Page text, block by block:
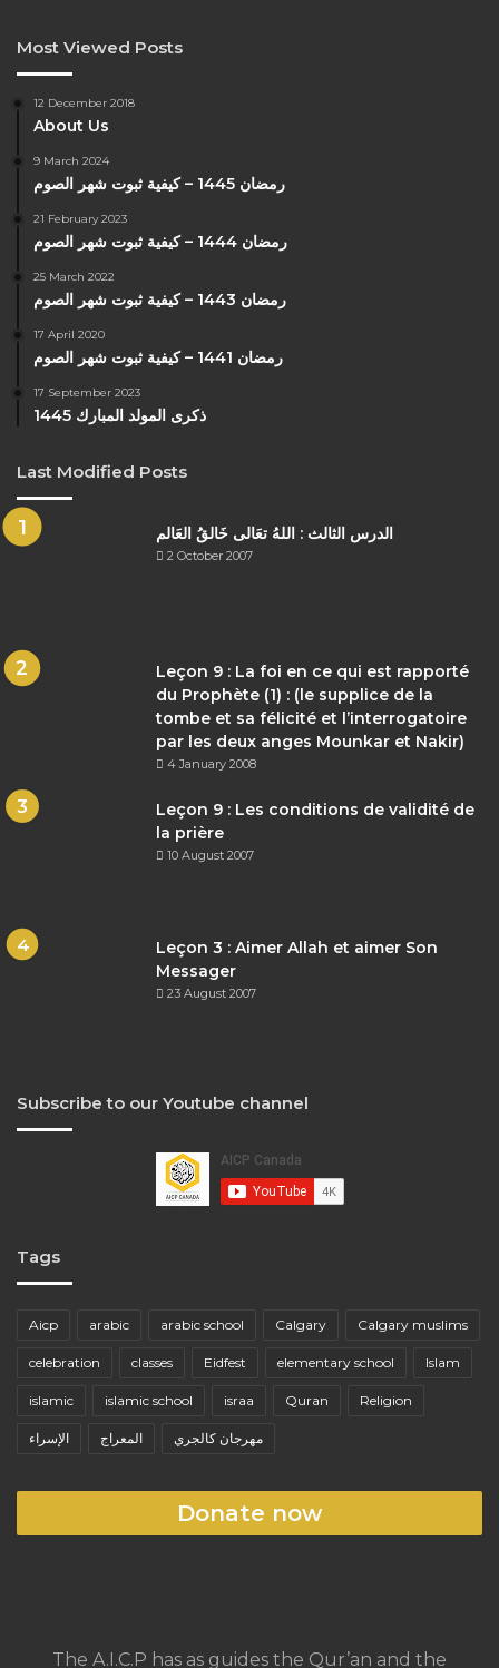
Most Viewed Posts
12 December 2018
About Us
9 March 2024
رمضان 1445 – كيفية ثبوت شهر الصوم
21 February 2023
رمضان 1444 – كيفية ثبوت شهر الصوم
25 March 2022
رمضان 1443 – كيفية ثبوت شهر الصوم
17 April 2020
رمضان 1441 – كيفية ثبوت شهر الصوم
17 September 2023
ذكرى المولد المبارك 1445
Last Modified Posts
الدرس الثالث : اللهُ تعَالى خَالقُ العَالم
2 October 2007
Leçon 9 : La foi en ce qui est rapporté
du Prophète (1) : (le supplice de la
tombe et sa félicité et l’interrogatoire
par les deux anges Mounkar et Nakir)
4 January 2008
Leçon 9 : Les conditions de validité de
la prière
10 August 2007
Leçon 3 : Aimer Allah et aimer Son
Messager
23 August 2007
Subscribe to our Youtube channel
Tags
Aicp arabic arabic school Calgary Calgary muslims
celebration classes Eidfest elementary school Islam
islamic islamic school israa Quran Religion
الإسراء المعراج مهرجان كالجري
Donate now
The A.I.C.P has as guides the Qur’an and the